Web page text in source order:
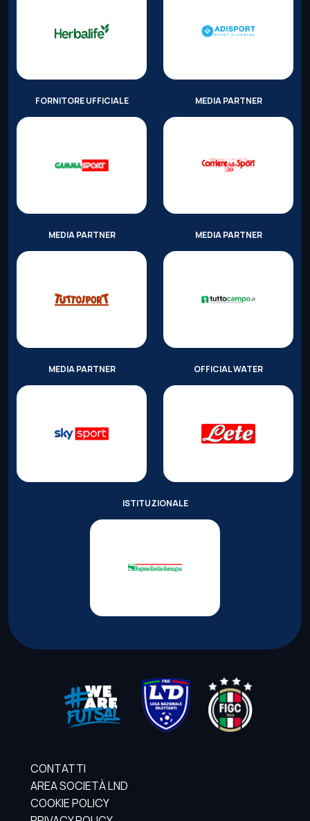
FORNITORE UFFICIALE MEDIA PARTNER
MEDIA PARTNER MEDIA PARTNER
MEDIA PARTNER OFFICIAL WATER
ISTITUZIONALE
CONTATTI
AREA SOCIETÀ LND
COOKIE POLICY